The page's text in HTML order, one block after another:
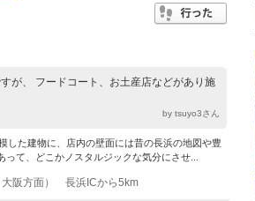
が、 フードコート、お土産店などがあり施
by tsuyo3さん
した建物に、店内の壁面には昔の長浜の地図や豊
て、どこかノスタルジックな気分にさせ...
大阪方面） 長浜ICから5km